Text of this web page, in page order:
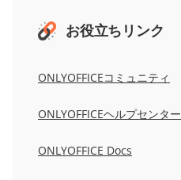
お役立ちリンク
ONLYOFFICEコミュニティ
ONLYOFFICEヘルプセンター
ONLYOFFICE Docs